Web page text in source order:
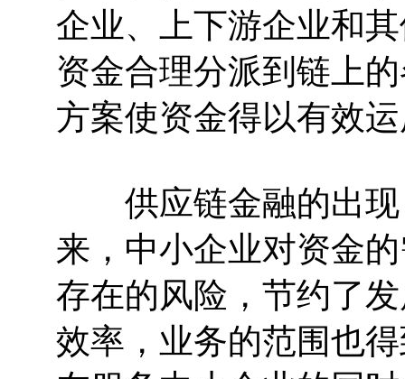
企业、上下游企业和
资金合理分派到链上
方案使资金得以有效
供应链金融的出现
来，中小企业对资金
存在的风险，节约了
效率，业务的范围也